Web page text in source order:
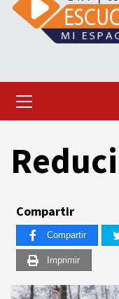
primario
Compartir
Compartir
Imprimir